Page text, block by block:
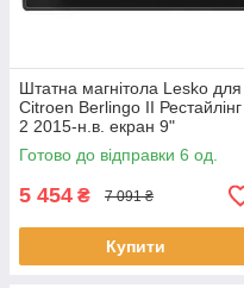
Штатна магнітола Lesko для
Citroen Berlingo II Рестайлінг
2 2015-н.в. екран 9"
1/16Gb/Wi-Fi GPS Optima 6шт
Готово до відправки 6 од.
5 454 ₴ 7 091 ₴
Купити